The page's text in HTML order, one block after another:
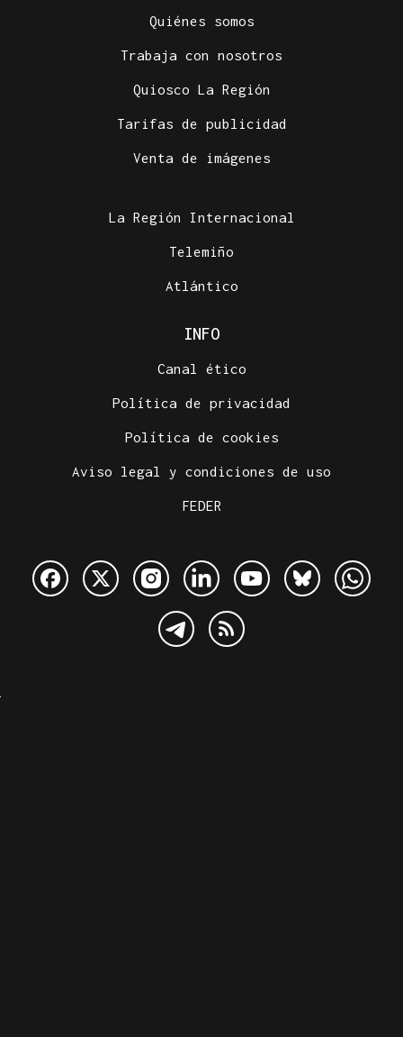
Quiénes somos
Trabaja con nosotros
Quiosco La Región
Tarifas de publicidad
Venta de imágenes
La Región Internacional
Telemiño
Atlántico
INFO
Canal ético
Política de privacidad
Política de cookies
Aviso legal y condiciones de uso
FEDER